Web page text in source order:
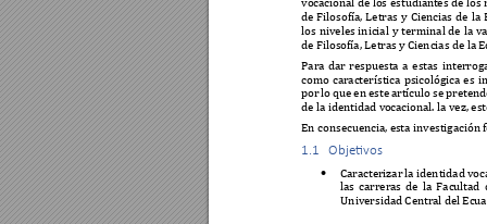
vocacional de los estudiantes de los
de Filosofía, Letras y Ciencias de la
los niveles inicial y terminal de la
de Filosofía, Letras y Ciencias de la E
Para dar respuesta a estas
como característica psicológica es
por lo que en este artículo se
de la identidad vocacional. la vez,
En consecuencia, esta investigación
1.1   Objetivos
 Caracterizar la identidad
las carreras de la Facultad
Universidad Central del